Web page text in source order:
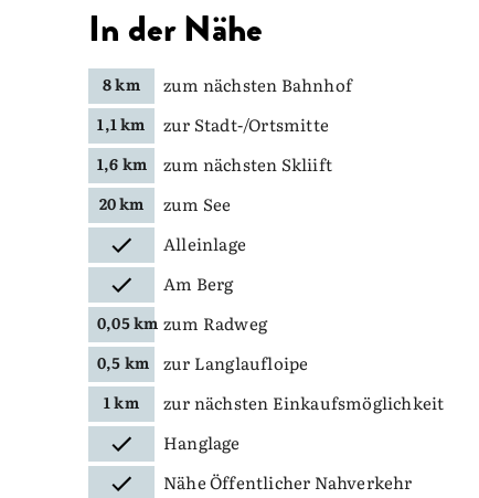
In der Nähe
8 km zum nächsten Bahnhof
1,1 km zur Stadt-/Ortsmitte
1,6 km zum nächsten Skliift
20 km zum See
Alleinlage
Am Berg
0,05 km zum Radweg
0,5 km zur Langlaufloipe
1 km zur nächsten Einkaufsmöglichkeit
Hanglage
Nähe Öffentlicher Nahverkehr